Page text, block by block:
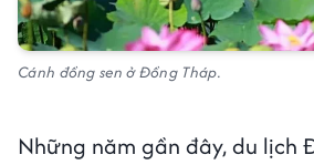
Cánh đồng sen ở Đồng Tháp.
Những năm gần đây, du lịch